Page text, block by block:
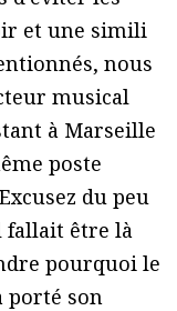
et une simili
nous
musical
à Marseille
poste
du peu
fallait être là
pourquoi le
porté son